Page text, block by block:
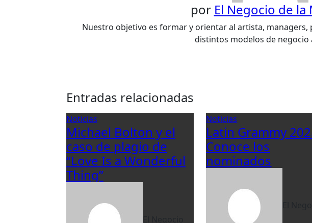
por El Negocio de la
Nuestro objetivo es formar y orientar al artista,
distintos modelos de negocio
Entradas relacionadas
Noticias
Michael Bolton y el
caso de plagio de
“Love Is a Wonderful
Thing”
Noticias
Latin Grammy
Conoce los
nominados